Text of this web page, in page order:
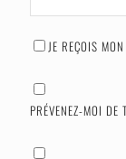
JE REÇOIS
PRÉVENEZ-MOI DE